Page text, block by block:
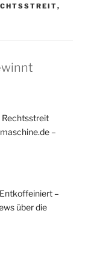
,
Rechtsstreit
–
–
über die